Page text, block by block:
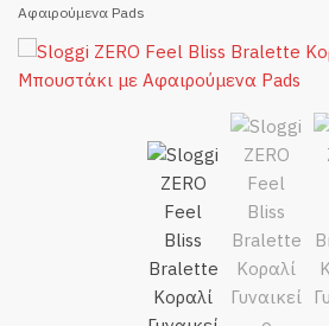
Αφαιρούμενα Pads